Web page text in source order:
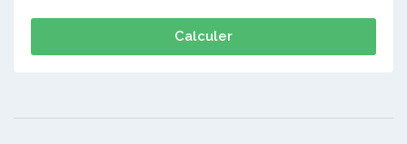
Calculer